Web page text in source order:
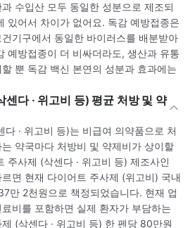
수입산 모두 동일한 성분으로 제조되
있어서 차이가 없어요. 독감 예방접종은
기구에서 동일한 바이러스를 배분받아
예방접종이 더 비싸더라도, 생산과 유통
뿐 독감 백신 본연의 성분과 효과에는
센다 · 위고비 등) 평균 처방 및 약
다 · 위고비 등)는 비급여 의약품으로 처
약국마다 처방비 및 약제비가 상이할
주사제 (삭센다 · 위고비 등) 제조사인
면 현재 다이어트 주사제 (위고비) 국내
만 2천원으로 책정되었습니다. 현재 업
비를 포함하면 실제 환자가 부담하는
(삭센다 · 위고비 등) 한 펜당 80만원